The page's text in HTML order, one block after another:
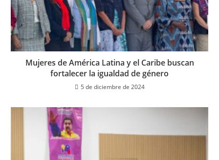
Mujeres de América Latina y el Caribe buscan
fortalecer la igualdad de género
5 de diciembre de 2024